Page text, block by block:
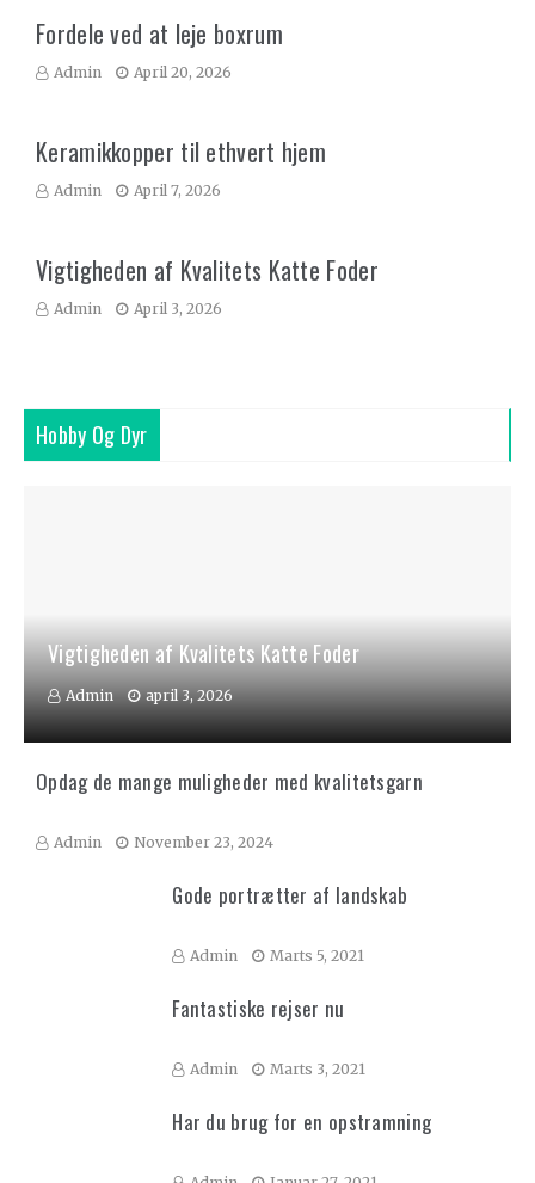
Fordele ved at leje boxrum
Admin April 20, 2026
Keramikkopper til ethvert hjem
Admin April 7, 2026
Vigtigheden af Kvalitets Katte Foder
Admin April 3, 2026
Hobby Og Dyr
Vigtigheden af Kvalitets Katte Foder
Admin april 3, 2026
Opdag de mange muligheder med kvalitetsgarn
Admin November 23, 2024
Gode portrætter af landskab
Admin Marts 5, 2021
Fantastiske rejser nu
Admin Marts 3, 2021
Har du brug for en opstramning